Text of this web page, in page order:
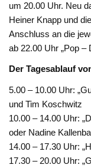
um 20.00 Uhr. Neu
Heiner Knapp und
Anschluss an die
ab 22.00 Uhr „Pop –
Der Tagesablauf
5.00 – 10.00 Uhr:
und Tim Koschwitz
10.00 – 14.00 Uhr:
oder Nadine
14.00 – 17.30 Uhr:
17.30 – 20.00 Uhr: